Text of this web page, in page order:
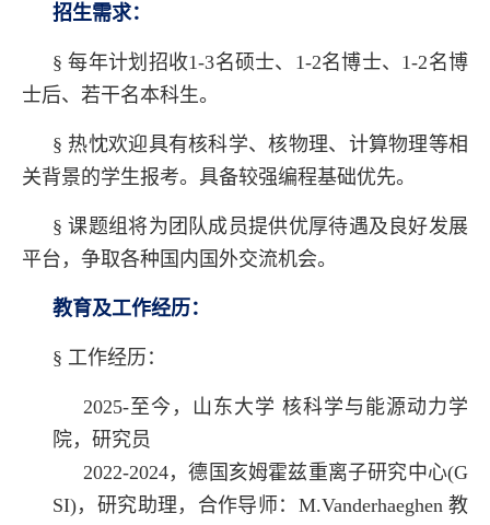
招生需求：
§每年计划招收1-3名硕士、1-2名博士、1-2名博
士后、若干名本科生。
§ 热忱欢迎具有核科学、核物理、计算物理等相
关背景的学生报考。具备较强编程基础优先。
§课题组将为团队成员提供优厚待遇及良好发展
平台，争取各种国内国外交流机会。
教育及工作经历：
§ 工作经历：
2025-至今，山东大学 核科学与能源动力学
院，研究员
2022-2024，德国亥姆霍兹重离子研究中心(G
SI)，研究助理，合作导师：M.Vanderhaeghen 教